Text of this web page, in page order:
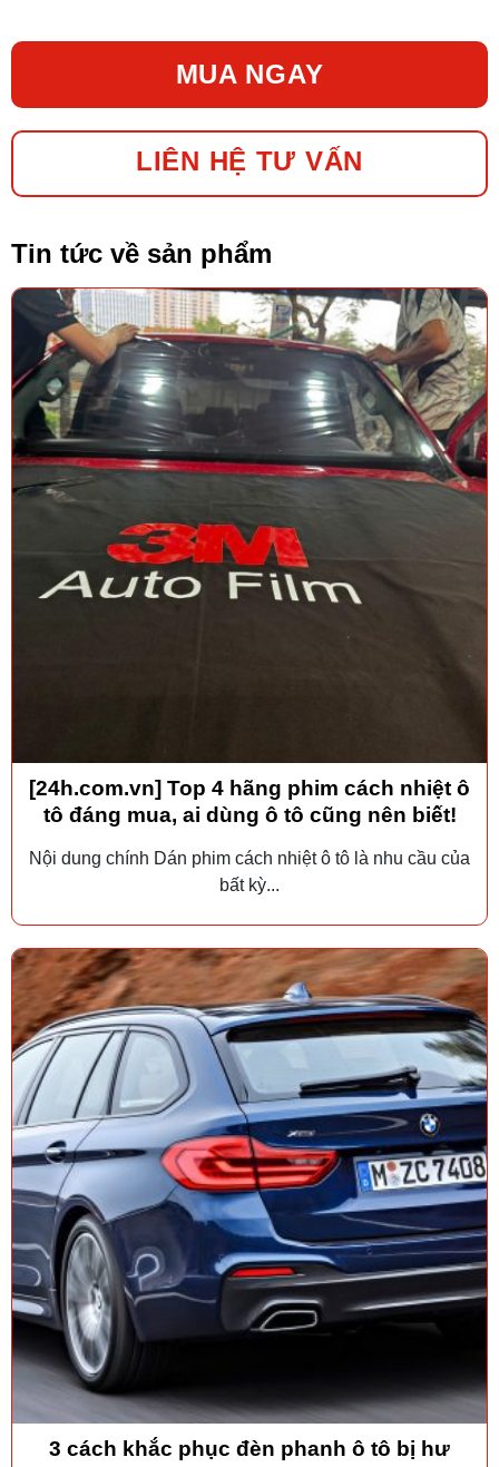
MUA NGAY
LIÊN HỆ TƯ VẤN
Tin tức về sản phẩm
[24h.com.vn] Top 4 hãng phim cách nhiệt ô
tô đáng mua, ai dùng ô tô cũng nên biết!
Nội dung chính Dán phim cách nhiệt ô tô là nhu cầu của
bất kỳ...
3 cách khắc phục đèn phanh ô tô bị hư